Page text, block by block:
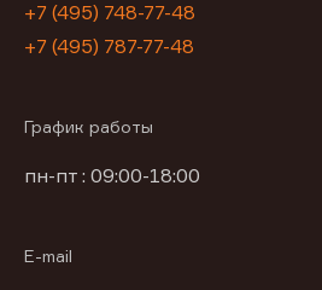
+7 (495) 748-77-48
+7 (495) 787-77-48
График работы
пн-пт : 09:00-18:00
E-mail